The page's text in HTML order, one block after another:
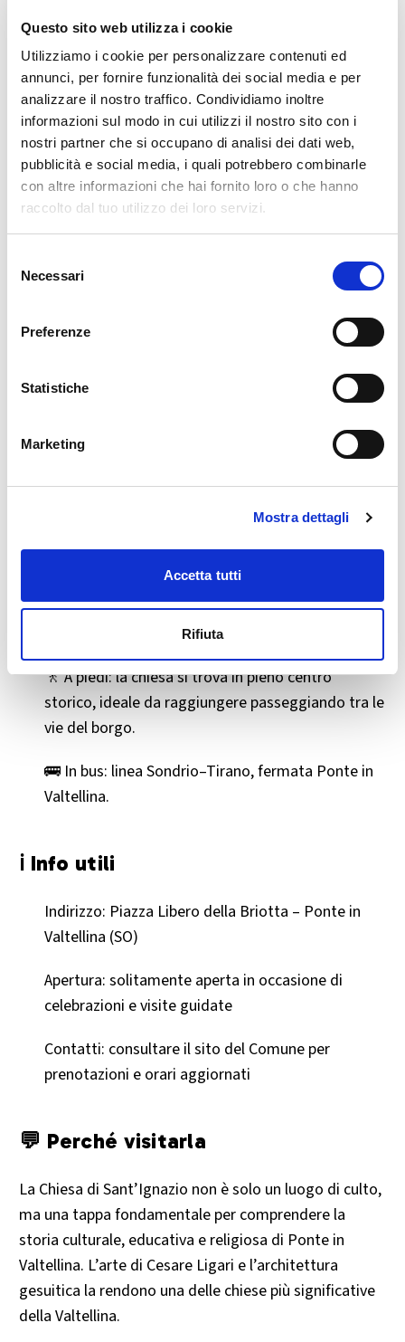
Questo sito web utilizza i cookie
Utilizziamo i cookie per personalizzare contenuti ed
annunci, per fornire funzionalità dei social media e per
analizzare il nostro traffico. Condividiamo inoltre
informazioni sul modo in cui utilizzi il nostro sito con i
nostri partner che si occupano di analisi dei dati web,
pubblicità e social media, i quali potrebbero combinarle
con altre informazioni che hai fornito loro o che hanno
raccolto dal tuo utilizzo dei loro servizi.
delNecessari
Preferenze
Statistiche
Marketing
Mostra dettagli
Accetta tutti
Rifiuta
con scene della vita di San Francesco Saverio, uno
📚 Il legame con il Collegio dei
Gesuiti
Accanto alla chiesa sorgeva l’antico convento dei
Gesuiti, oggi riconvertito a sede scolastica e culturale.
Qui si trovano:
La scuola media “Maurizio Quadrio”
La Biblioteca comunale
Un perfetto esempio di come un complesso religioso
sia stato integrato nella vita sociale e culturale del
borgo, mantenendo viva la memoria storica.
🚗 In auto: parcheggi disponibili nel centro di
Ponte in Valtellina, facilmente raggiungibile dalla
🚶 A piedi: la chiesa si trova in pieno centro
storico, ideale da raggiungere passeggiando tra le
vie del borgo.
🚌 In bus: linea Sondrio–Tirano, fermata Ponte in
Valtellina.
ℹ️ Info utili
Indirizzo: Piazza Libero della Briotta – Ponte in
Valtellina (SO)
Apertura: solitamente aperta in occasione di
celebrazioni e visite guidate
Contatti: consultare il sito del Comune per
prenotazioni e orari aggiornati
💬 Perché visitarla
La Chiesa di Sant’Ignazio non è solo un luogo di culto,
ma una tappa fondamentale per comprendere la
storia culturale, educativa e religiosa di Ponte in
Valtellina. L’arte di Cesare Ligari e l’architettura
gesuitica la rendono una delle chiese più significative
della Valtellina.